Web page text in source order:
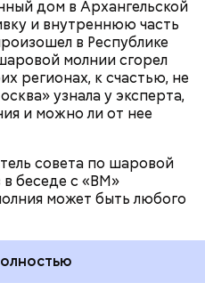
дом в Архангельской
и внутреннюю часть
в Республике
молнии сгорел
регионах, к счастью, не
узнала у эксперта,
и можно ли от нее
совета по шаровой
беседе с «ВМ»
может быть любого
знали о масштабах
раньше не случалось.
страха.
совершил множество